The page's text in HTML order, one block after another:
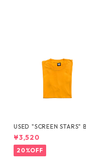
USED "SCREEN STARS"
K TEE
¥3,520
20%OFF